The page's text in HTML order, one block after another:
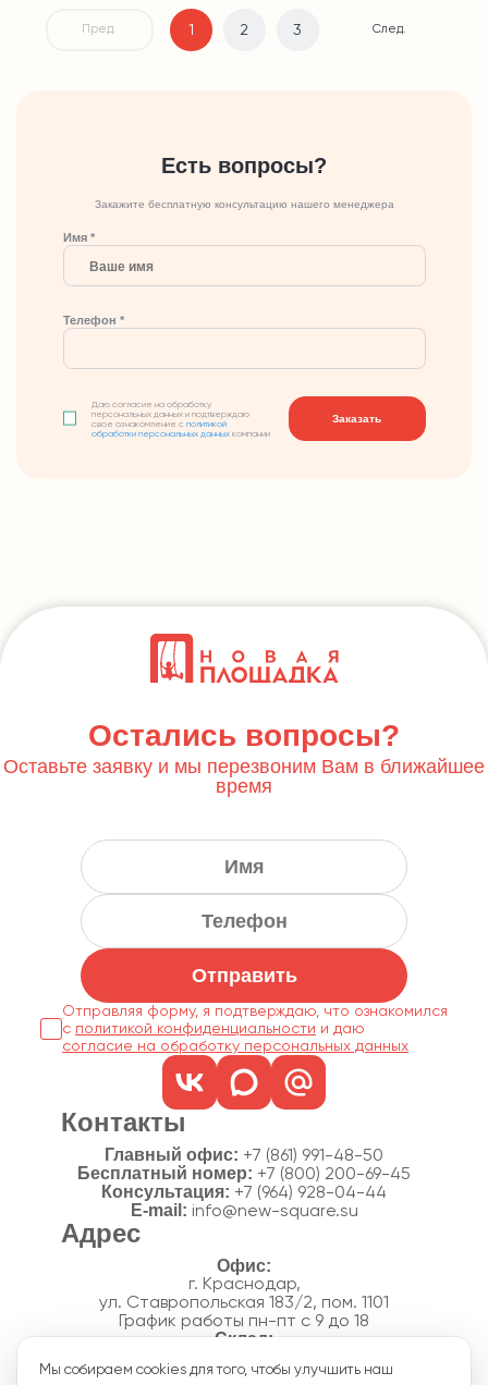
Пред. 1 2 3 След.
Есть вопросы?
Закажите бесплатную консультацию нашего менеджера
Имя *
Телефон *
Даю согласие на обработку
персональных данных и подтверждаю
свое ознакомление с политикой
обработки персональных данныхкомпании
Заказать
Остались вопросы?
Оставьте заявку и мы перезвоним Вам в ближайшее
время
Отправить
Отправляя форму, я подтверждаю, что ознакомился
с политикой конфиденциальности
согласие на обработку персональных данных
Контакты
Главный офис: +7 (861) 991-48-50
Бесплатный номер: +7 (800) 200-69-45
Консультация: +7 (964) 928-04-44
E-mail: info@new-square.su
Адрес
г. Краснодар,
ул. Ставропольская 183/2, пом. 1101
График работы пн-пт с 9 до 18
п. Новознаменский, ул.Производственная, 15
Мы собираем cookies для того, чтобы улучшить наш